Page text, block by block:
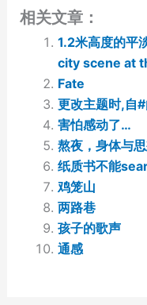
相关文章：
1.2米高度的平
city scene at
Fate
更改主题时,自
害怕感动了…
熬夜，身体与
纸质书不能
鸡笼山
两路巷
孩子的歌声
通感